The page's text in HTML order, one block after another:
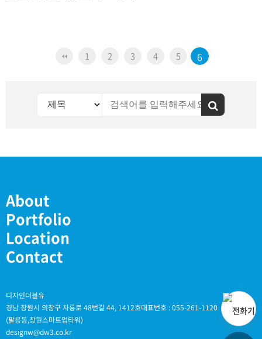
1 2 3 4 5 6
About
Portfolio
Location
Contact
디자인더블유
경남 창원시 의창구 차룡로 48번길 44, 1412호
(팔용동,창원스마트업타워)
대표번호 : 055-261-1120
designw@dw3.co.kr